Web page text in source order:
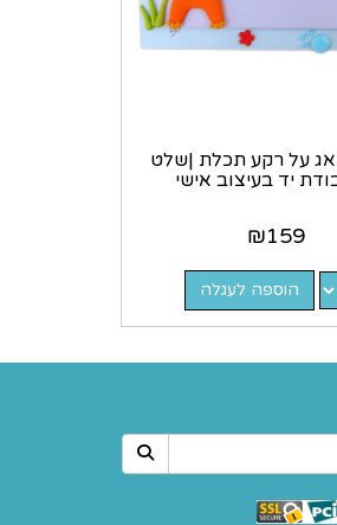
על רקע תכלת |שלט
יד בעיצוב אישי
₪159
הוספה לעגלה